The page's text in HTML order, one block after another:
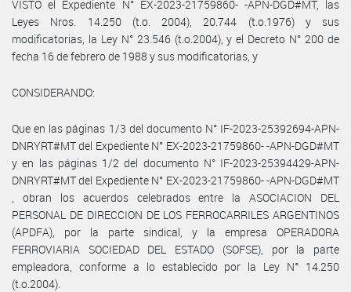
VISTO el Expediente N° EX-2023-21759860- -APN-DGD#MT, las
Leyes Nros. 14.250 (t.o. 2004), 20.744 (t.o.1976) y sus
modificatorias, la Ley N° 23.546 (t.o.2004), y el Decreto N° 200 de
fecha 16 de febrero de 1988 y sus modificatorias, y
CONSIDERANDO:
Que en las páginas 1/3 del documento N° IF-2023-25392694-APN-
DNRYRT#MT del Expediente N° EX-2023-21759860- -APN-DGD#MT
y en las páginas 1/2 del documento N° IF-2023-25394429-APN-
DNRYRT#MT del Expediente N° EX-2023-21759860- -APN-DGD#MT
, obran los acuerdos celebrados entre la ASOCIACION DEL
PERSONAL DE DIRECCION DE LOS FERROCARRILES ARGENTINOS
(APDFA), por la parte sindical, y la empresa OPERADORA
FERROVIARIA SOCIEDAD DEL ESTADO (SOFSE), por la parte
empleadora, conforme a lo establecido por la Ley N° 14.250
(t.o.2004).